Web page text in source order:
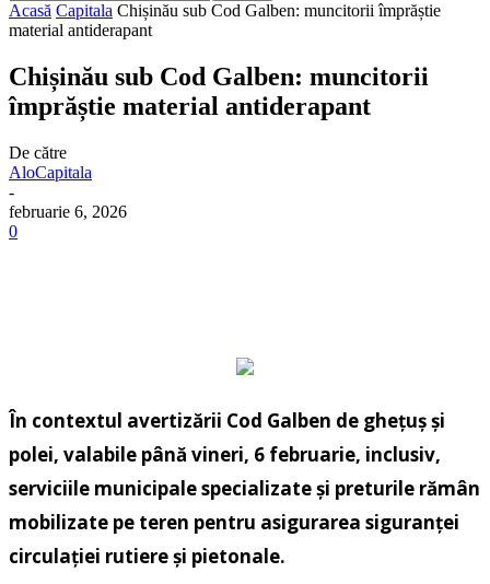
Acasă Capitala Chișinău sub Cod Galben: muncitorii împrăștie
material antiderapant
Chișinău sub Cod Galben: muncitorii
împrăștie material antiderapant
De către
AloCapitala
-
februarie 6, 2026
0
În contextul avertizării Cod Galben de ghețuș și
polei, valabile până vineri, 6 februarie, inclusiv,
serviciile municipale specializate și preturile rămân
mobilizate pe teren pentru asigurarea siguranței
circulației rutiere și pietonale.